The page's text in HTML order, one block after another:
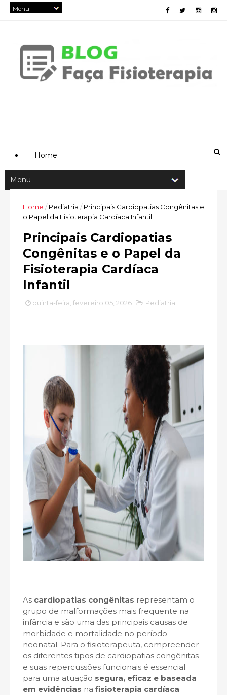
Home
Home / Pediatria / Principais Cardiopatias Congênitas e
o Papel da Fisioterapia Cardíaca Infantil
Principais Cardiopatias
Congênitas e o Papel da
Fisioterapia Cardíaca
Infantil
quinta-feira, fevereiro 05, 2026 Pediatria
As cardiopatias congênitas representam o
grupo de malformações mais frequente na
infância e são uma das principais causas de
morbidade e mortalidade no período
neonatal. Para o fisioterapeuta, compreender
os diferentes tipos de cardiopatias congênitas
e suas repercussões funcionais é essencial
para uma atuação segura, eficaz e baseada
em evidências na fisioterapia cardíaca